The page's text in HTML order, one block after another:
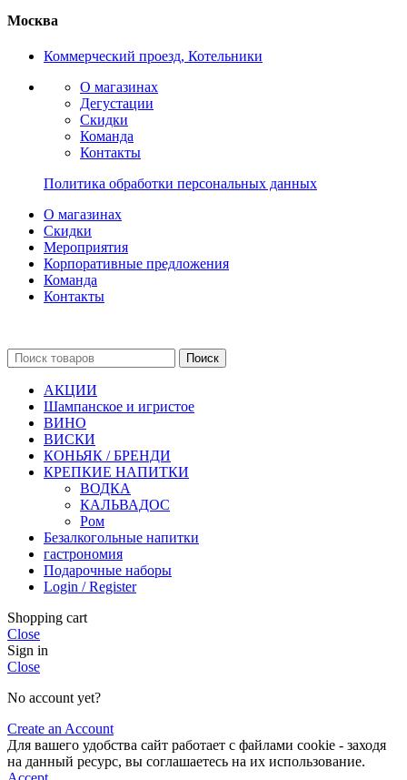
Москва
Коммерческий проезд, Котельники
О магазинах
Дегустации
Скидки
Команда
Контакты
Политика обработки персональных данных
О магазинах
Скидки
Мероприятия
Корпоративные предложения
Команда
Контакты
Поиск
АКЦИИ
Шампанское и игристое
ВИНО
ВИСКИ
КОНЬЯК / БРЕНДИ
КРЕПКИЕ НАПИТКИ
ВОДКА
КАЛЬВАДОС
Ром
Безалкогольные напитки
гастрономия
Подарочные наборы
Login / Register
Shopping cart
Close
Sign in
Close
No account yet?
Create an Account
Для вашего удобства сайт работает с файлами cookie - заходя
на данный ресурс, вы соглашаетесь на их использование.